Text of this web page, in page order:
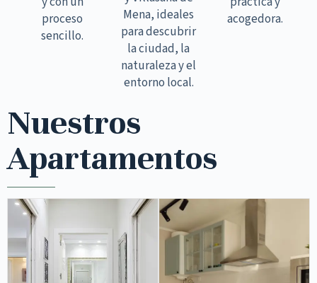
proceso
sencillo.
Mena, ideales
para descubrir
la ciudad, la
naturaleza y el
entorno local.
acogedora.
Nuestros
Apartamentos